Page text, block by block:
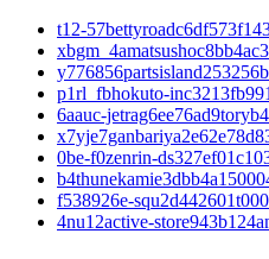
t12-
p1rl_fbhokuto-
6aauc-
0be-f0zenrin-
f538926e-
4nu12active-